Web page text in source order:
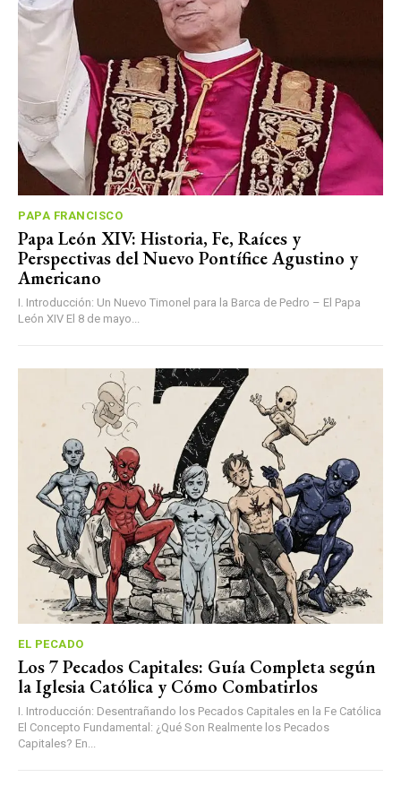
PAPA FRANCISCO
Papa León XIV: Historia, Fe, Raíces y
Perspectivas del Nuevo Pontífice Agustino y
Americano
I. Introducción: Un Nuevo Timonel para la Barca de Pedro – El Papa
León XIV El 8 de mayo...
EL PECADO
Los 7 Pecados Capitales: Guía Completa según
la Iglesia Católica y Cómo Combatirlos
I. Introducción: Desentrañando los Pecados Capitales en la Fe Católica
El Concepto Fundamental: ¿Qué Son Realmente los Pecados
Capitales? En...